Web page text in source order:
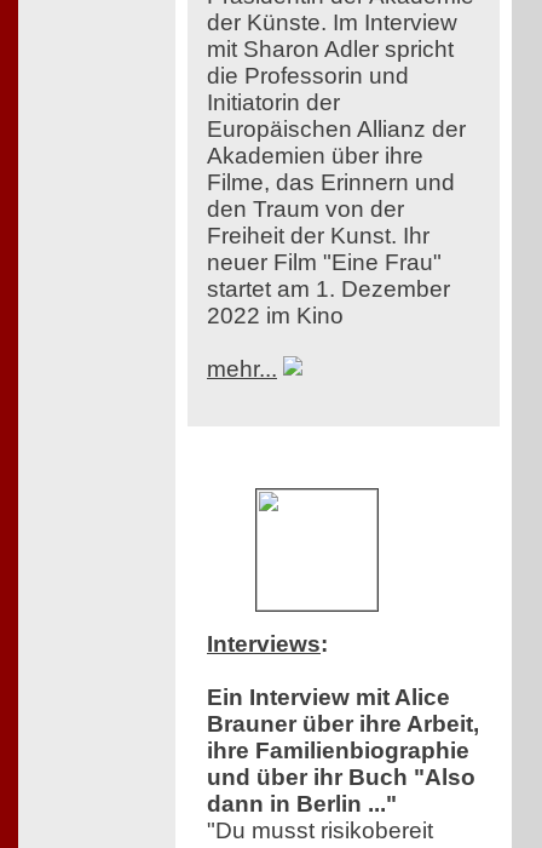
der Künste. Im Interview
mit Sharon Adler spricht
die Professorin und
Initiatorin der
Europäischen Allianz der
Akademien über ihre
Filme, das Erinnern und
den Traum von der
Freiheit der Kunst. Ihr
neuer Film "Eine Frau"
startet am 1. Dezember
2022 im Kino
mehr...
Interviews:
Ein Interview mit Alice
Brauner über ihre Arbeit,
ihre Familienbiographie
und über ihr Buch "Also
dann in Berlin ..."
"Du musst risikobereit